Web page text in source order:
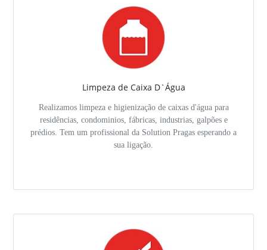
Limpeza de Caixa D`Água
Realizamos limpeza e higienização de caixas d'água para
residências, condominios, fábricas, industrias, galpões e
prédios. Tem um profissional da Solution Pragas esperando a
sua ligação.